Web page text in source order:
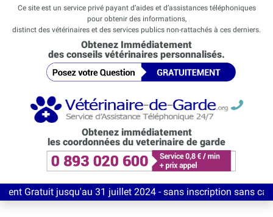
Ce site est un service privé payant d’aides et d’assistances téléphoniques
pour obtenir des informations,
distinct des vétérinaires et des services publics non-rattachés à ces derniers.
Obtenez Immédiatement
des conseils vétérinaires personnalisés.
Obtenez immédiatement
les coordonnées du veterinaire de garde
jusqu'au 31 juillet 2024 - sans inscription sans carte